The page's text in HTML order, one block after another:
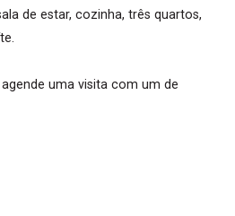
de estar, cozinha, três quartos,
uma visita com um de